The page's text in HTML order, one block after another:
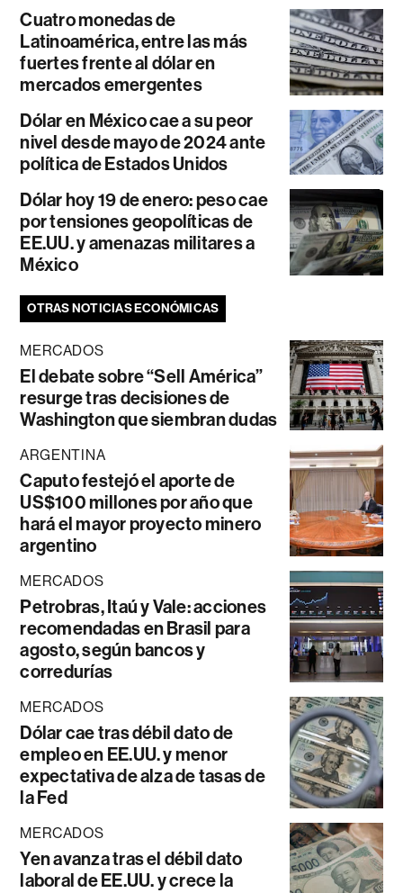
Cuatro monedas de
Latinoamérica, entre las más
fuertes frente al dólar en
mercados emergentes
Dólar en México cae a su peor
nivel desde mayo de 2024 ante
política de Estados Unidos
Dólar hoy 19 de enero: peso cae
por tensiones geopolíticas de
EE.UU. y amenazas militares a
México
OTRAS NOTICIAS ECONÓMICAS
MERCADOS
El debate sobre “Sell América”
resurge tras decisiones de
Washington que siembran dudas
ARGENTINA
Caputo festejó el aporte de
US$100 millones por año que
hará el mayor proyecto minero
argentino
MERCADOS
Petrobras, Itaú y Vale: acciones
recomendadas en Brasil para
agosto, según bancos y
corredurías
MERCADOS
Dólar cae tras débil dato de
empleo en EE.UU. y menor
expectativa de alza de tasas de
la Fed
MERCADOS
Yen avanza tras el débil dato
laboral de EE.UU. y crece la